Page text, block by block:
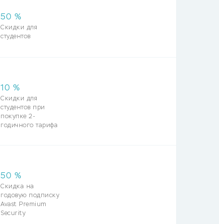
50 %
Скидки для
студентов
10 %
Скидки для
студентов при
покупке 2-
годичного тарифа
50 %
Скидка на
годовую подписку
Avast Premium
Security